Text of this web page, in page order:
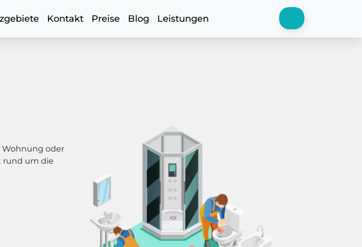
Kontakt Preise Blog Leistungen
Wohnung oder
rund um die